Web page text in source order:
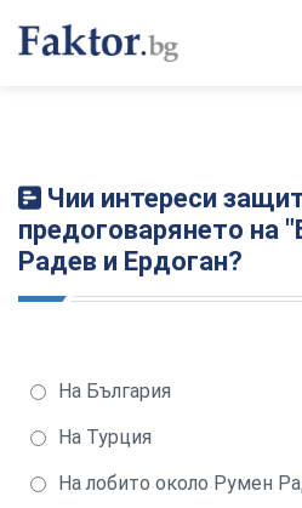
Чии интереси
предоговарянето на
Радев и Ердоган?
На България
На Турция
На лобито около Румен